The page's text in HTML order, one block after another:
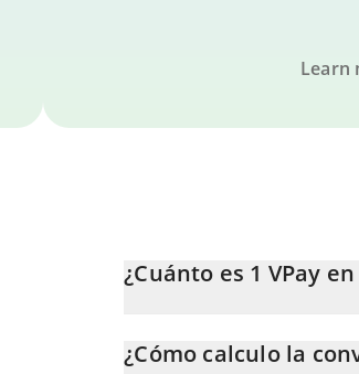
Learn
¿Cuánto es 1 VPay
¿Cómo calculo la